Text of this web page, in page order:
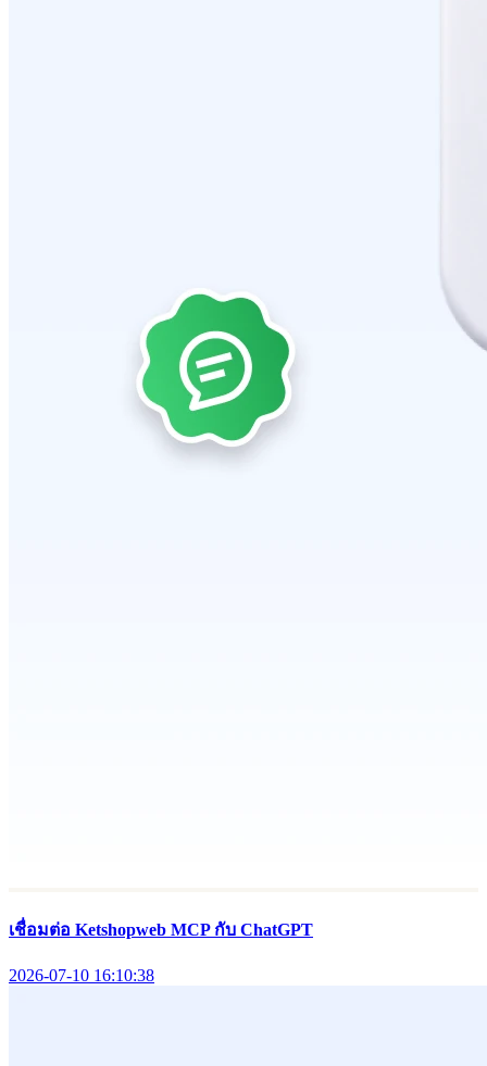
เชื่อมต่อ Ketshopweb MCP กับ ChatGPT
2026-07-10 16:10:38